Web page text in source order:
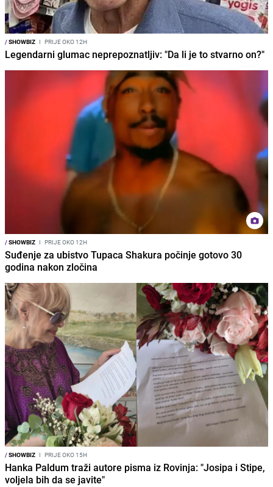
/SHOWBIZ I PRIJE OKO 12H
Legendarni glumac neprepoznatljiv: "Da li je to stvarno on?"
/SHOWBIZ I PRIJE OKO 12H
Suđenje za ubistvo Tupaca Shakura počinje gotovo 30
godina nakon zločina
/SHOWBIZ I PRIJE OKO 15H
Hanka Paldum traži autore pisma iz Rovinja: "Josipa i Stipe,
voljela bih da se javite"